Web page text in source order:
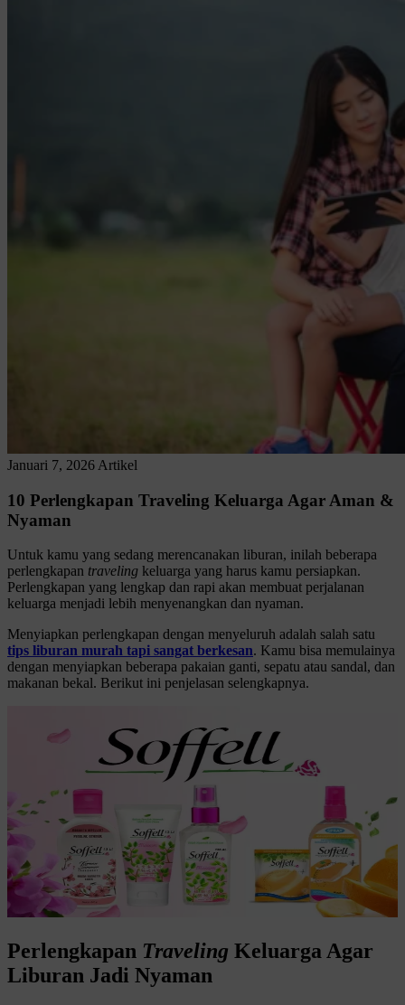
Januari 7, 2026 Artikel
10 Perlengkapan Traveling Keluarga Agar Aman &
Nyaman
Untuk kamu yang sedang merencanakan liburan, inilah beberapa
perlengkapan traveling keluarga yang harus kamu persiapkan.
Perlengkapan yang lengkap dan rapi akan membuat perjalanan
keluarga menjadi lebih menyenangkan dan nyaman.
Menyiapkan perlengkapan dengan menyeluruh adalah salah satu
tips liburan murah tapi sangat berkesan. Kamu bisa memulainya
dengan menyiapkan beberapa pakaian ganti, sepatu atau sandal, dan
makanan bekal. Berikut ini penjelasan selengkapnya.
Perlengkapan Traveling Keluarga Agar
Liburan Jadi Nyaman